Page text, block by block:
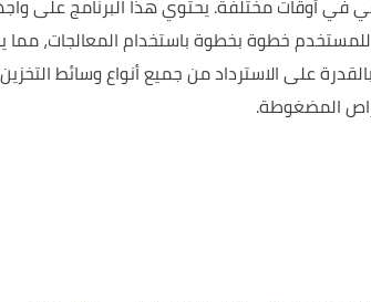
في أوقات مختلفة.يحتوي هذا البرنامج على
خطوة بخطوة باستخدام المعالجات، مما
على الاسترداد من جميع أنواع وسائط
المضغوطة.